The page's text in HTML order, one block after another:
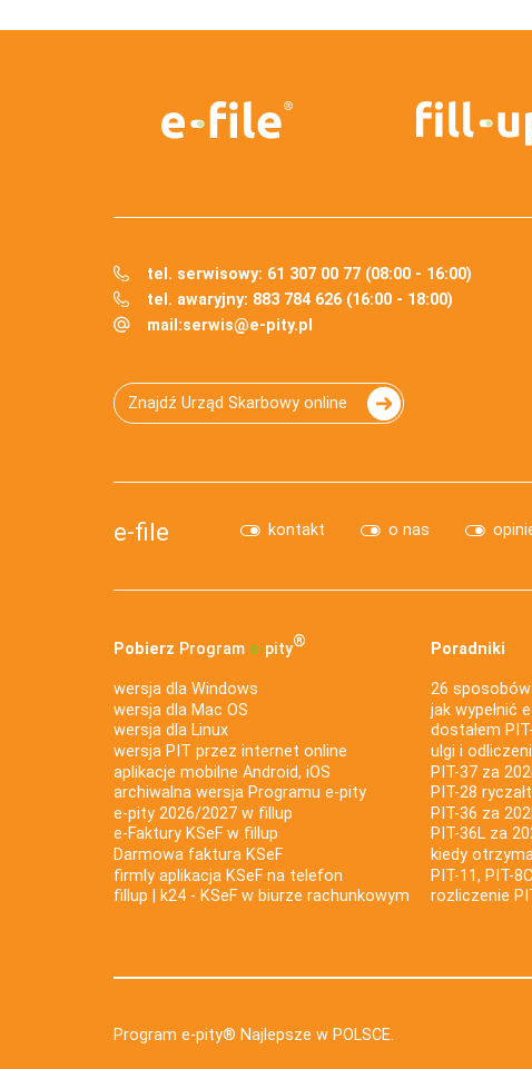
tel. serwisowy: 61 307 00 77 (08:00 - 16:00)
tel. awaryjny: 883 784 626 (16:00 - 18:00)
mail:serwis@e-pity.pl
Znajdź Urząd Skarbowy online
e-file kontakt o nas
Pobierz Program e‑pity®
wersja dla Windows
wersja dla Mac OS
wersja dla Linux
wersja PIT przez internet online
aplikacje mobilne Android, iOS
archiwalna wersja Programu e-pity
e-pity 2026/2027 w fillup
e‑Faktury KSeF w fillup
Darmowa faktura KSeF
firmly aplikacja KSeF na telefon
fillup | k24 - KSeF w biurze rachunkowym
Poradniki
26
jak wypełnić
dostałem
ulgi i
PIT-37 za
PIT-28
PIT-36 za
PIT-36L za
kiedy
PIT-11, PIT-
rozliczenie
Program e-pity® Najlepsze w POLSCE.